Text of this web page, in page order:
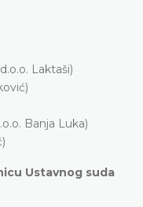
Laktaši)
Banja Luka)
Ustavnog suda